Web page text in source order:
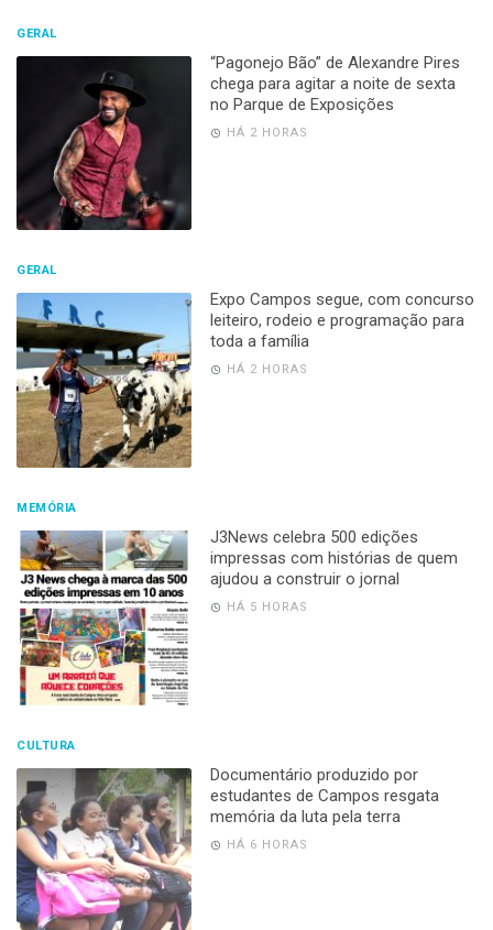
GERAL
“Pagonejo Bão” de Alexandre Pires
chega para agitar a noite de sexta
no Parque de Exposições
HÁ 2 HORAS
GERAL
Expo Campos segue, com concurso
leiteiro, rodeio e programação para
toda a família
HÁ 2 HORAS
MEMÓRIA
J3News celebra 500 edições
impressas com histórias de quem
ajudou a construir o jornal
HÁ 5 HORAS
CULTURA
Documentário produzido por
estudantes de Campos resgata
memória da luta pela terra
HÁ 6 HORAS